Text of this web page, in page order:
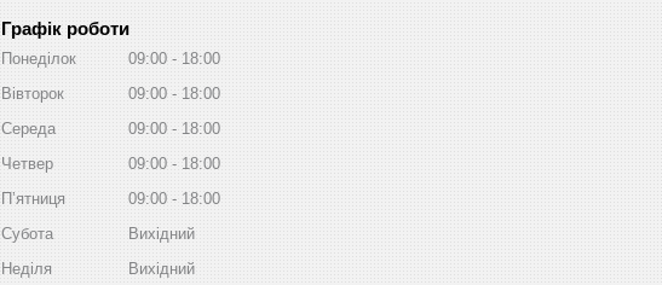
Графік роботи
Понеділок 09:00
18:00
Вівторок
09:00
18:00
Середа
09:00
18:00
Четвер
09:00
18:00
Пʼятниця
09:00
18:00
Субота
Вихідний
Неділя
Вихідний